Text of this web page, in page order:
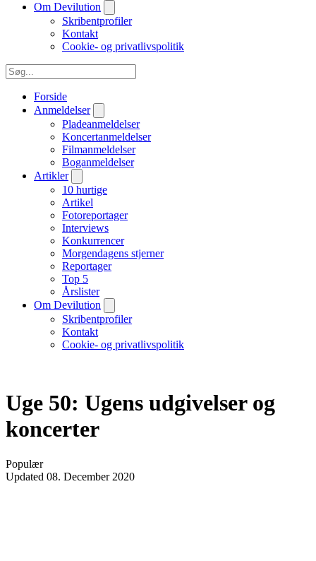
Om Devilution
Skribentprofiler
Kontakt
Cookie- og privatlivspolitik
Forside
Anmeldelser
Pladeanmeldelser
Koncertanmeldelser
Filmanmeldelser
Boganmeldelser
Artikler
10 hurtige
Artikel
Fotoreportager
Interviews
Konkurrencer
Morgendagens stjerner
Reportager
Top 5
Årslister
Om Devilution
Skribentprofiler
Kontakt
Cookie- og privatlivspolitik
Uge 50: Ugens udgivelser og
koncerter
Populær
Updated 08. December 2020